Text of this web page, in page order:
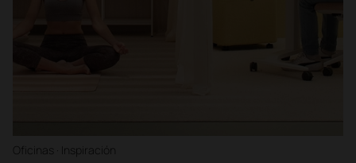
Oficinas · Inspiración